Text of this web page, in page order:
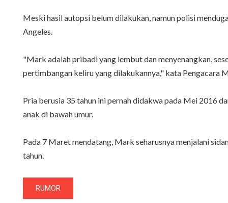
Meski hasil autopsi belum dilakukan, namun polisi
Angeles.
"Mark adalah pribadi yang lembut dan menyenangkan,
pertimbangan keliru yang dilakukannya," kata Pengacara
Pria berusia 35 tahun ini pernah didakwa pada Mei 2016
anak di bawah umur.
Pada 7 Maret mendatang, Mark seharusnya menjalani
tahun.
RUMOR